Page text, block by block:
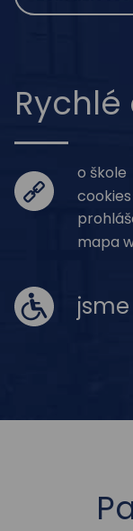
Rychlé
o škole
cookies
mapa